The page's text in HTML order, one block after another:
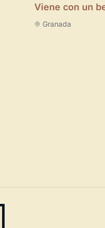
Viene con un
Granada